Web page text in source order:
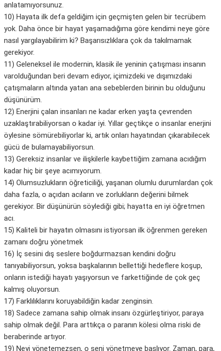
anlatamıyorsunuz.
10) Hayata ilk defa geldiğim için geçmişten gelen bir tecrübem
yok. Daha önce bir hayat yaşamadığıma göre kendimi neye göre
nasıl yargılayabilirim ki? Başarısızlıklara çok da takılmamak
gerekiyor.
11) Geleneksel ile modernin, klasik ile yeninin çatışması insanın
varolduğundan beri devam ediyor, içimizdeki ve dışımızdaki
çatışmaların altında yatan ana sebeblerden birinin bu olduğunu
düşünürüm.
12) Enerjini çalan insanları ne kadar erken yaşta çevrenden
uzaklaştırabiliyorsan o kadar iyi. Yıllar geçtikçe o insanlar enerjini
öylesine sömürebiliyorlar ki, artık onları hayatından çıkarabilecek
gücü de bulamayabiliyorsun.
13) Gereksiz insanlar ve ilişkilerle kaybettiğim zamana acıdığım
kadar hiç bir şeye acımıyorum.
14) Olumsuzlukların öğreticiliği, yaşanan olumlu durumlardan çok
daha fazla, o açıdan acıların ve zorlukların değerini bilmek
gerekiyor. Bir düşünürün söylediği gibi; hayatta en iyi öğretmen
acı.
15) Kaliteli bir hayatın olmasını istiyorsan ilk öğrenmen gereken
zamanı doğru yönetmek
16) İç sesini dış seslere boğdurmazsan kendini doğru
tanıyabiliyorsun, yoksa başkalarının bellettiği hedeflere koşup,
onların istediği hayatı yaşıyorsun ve farkettiğinde de çok geç
kalmış oluyorsun.
17) Farklılıklarını koruyabildiğin kadar zenginsin.
18) Sadece zamana sahip olmak insanı özgürleştiriyor, paraya
sahip olmak değil. Para arttıkça o paranın kölesi olma riski de
beraberinde artıyor.
19) Neyi yönetemezsen, o seni yönetmeye başlıyor. Zaman, para,